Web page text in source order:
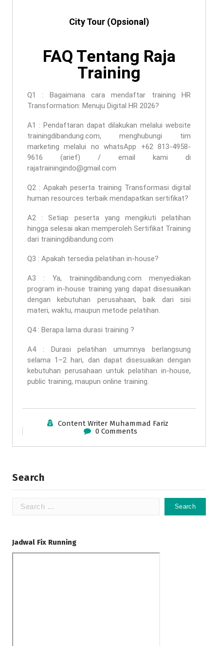
City Tour (Opsional)
FAQ Tentang Raja
Training
Q1 : Bagaimana cara mendaftar training HR
Transformation: Menuju Digital HR 2026?
A1 : Pendaftaran dapat dilakukan melalui website
trainingdibandung.com, menghubungi tim
marketing melalui no whatsApp +62 813-4958-
9616 (arief) / email kami di
rajatrainingindo@gmail.com
Q2 : Apakah peserta training Transformasi digital
human resources terbaik mendapatkan sertifikat?
A2 : Setiap peserta yang mengikuti pelatihan
hingga selesai akan memperoleh Sertifikat Training
dari trainingdibandung.com
Q3 : Apakah tersedia pelatihan in-house?
A3 : Ya, trainingdibandung.com menyediakan
program in-house training yang dapat disesuaikan
dengan kebutuhan perusahaan, baik dari sisi
materi, waktu, maupun metode pelatihan.
Q4 : Berapa lama durasi training ?
A4 : Durasi pelatihan umumnya berlangsung
selama 1–2 hari, dan dapat disesuaikan dengan
kebutuhan perusahaan untuk pelatihan in-house,
public training, maupun online training.
Content Writer Muhammad Fariz
0 Comments
Search
Jadwal Fix Running